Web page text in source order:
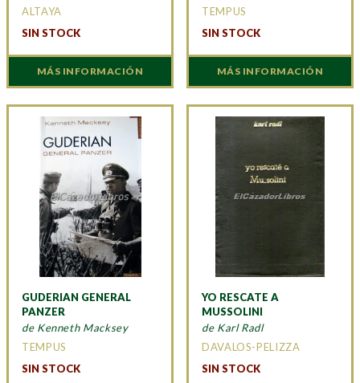
ALTAYA
SIN STOCK
MÁS INFORMACIÓN
TEMPUS
SIN STOCK
MÁS INFORMACIÓN
GUDERIAN GENERAL
PANZER
de Kenneth Macksey
TEMPUS
SIN STOCK
YO RESCATE A
MUSSOLINI
de Karl Radl
DAVALOS-PELIZZA
SIN STOCK